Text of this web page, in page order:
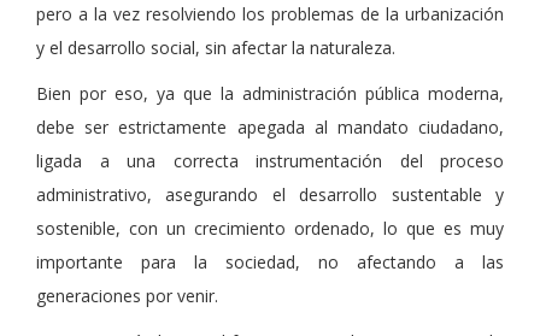
pero a la vez resolviendo los problemas de la urbanización
y el desarrollo social, sin afectar la naturaleza.
Bien por eso, ya que la administración pública moderna,
debe ser estrictamente apegada al mandato ciudadano,
ligada a una correcta instrumentación del proceso
administrativo, asegurando el desarrollo sustentable y
sostenible, con un crecimiento ordenado, lo que es muy
importante para la sociedad, no afectando a las
generaciones por venir.